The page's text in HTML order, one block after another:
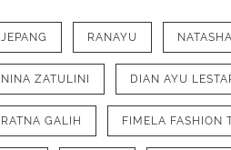
JEPANG RANAYU
NINA ZATULINI DIAN AYU
RATNA GALIH FIMELA FASHION